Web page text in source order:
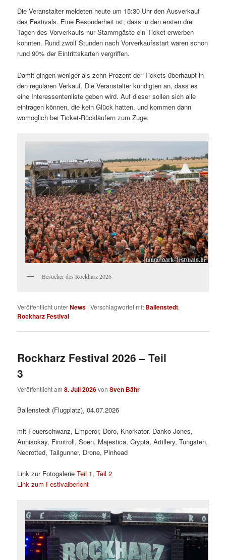
Die Veranstalter meldeten heute um 15:30 Uhr den Ausverkauf
des Festivals. Eine Besonderheit ist, dass in den ersten drei
Tagen des Vorverkaufs nur Stammgäste ein Ticket erwerben
konnten. Rund zwölf Stunden nach Vorverkaufsstart waren schon
rund 90% der Eintrittskarten vergriffen.
Damit gingen weniger als zehn Prozent der Tickets überhaupt in
den regulären Verkauf. Die Veranstalter kündigten an, dass es
eine Interessentenliste geben wird. Auf dieser sollen sich alle
eintragen können, die kein Glück hatten, und kommen dann
womöglich bei Ticket-Rückläufern zum Zuge.
Besucher des Rockharz 2026
Veröffentlicht unterNews |Verschlagwortet mit Ballenstedt,
Rockharz Festival
Rockharz Festival 2026 – Teil
3
Veröffentlicht am8. Juli 2026vonSven Bähr
Ballenstedt (Flugplatz), 04.07.2026
mit Feuerschwanz, Emperor, Doro, Knorkator, Danko Jones,
Annisokay, Finntroll, Soen, Majestica, Crypta, Artillery, Tungsten,
Necrotted, Tailgunner, Drone, Pinhead
Link zur FotogalerieTeil 1,Teil 2
Link zum Festivalbericht